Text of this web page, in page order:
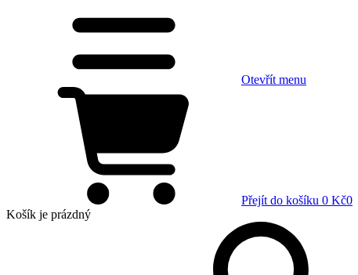
Otevřít menu
Přejít do košíku 0 Kč0
Košík je prázdný